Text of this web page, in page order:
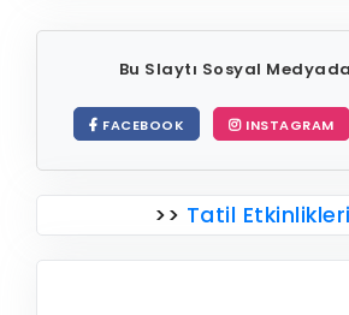
Bu Slaytı Sosyal
FACEBOOK INSTAGRAM
>> Tatil Etkinlikleri